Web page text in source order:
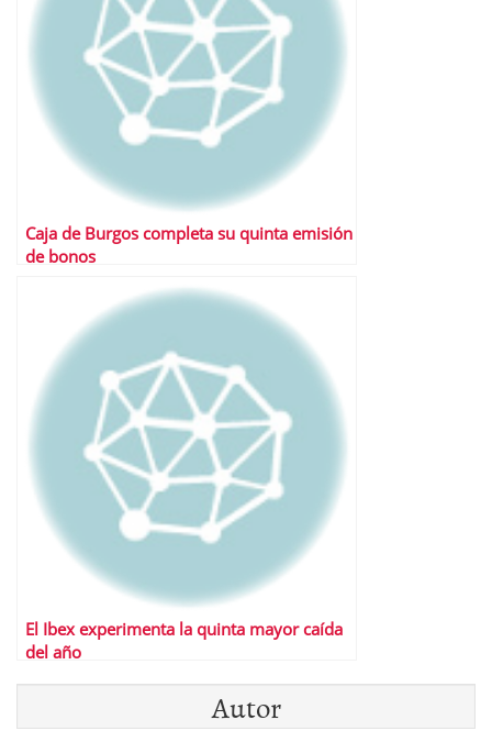
Caja de Burgos completa su quinta emisión
de bonos
El Ibex experimenta la quinta mayor caída
del año
Autor